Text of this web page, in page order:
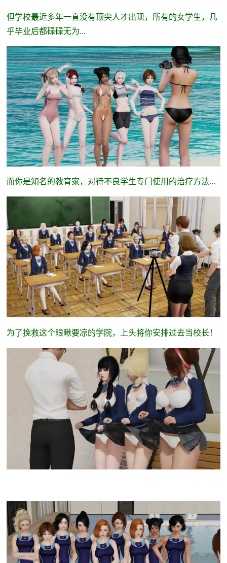
但学校最近多年一直没有顶尖人才出现，所有的女学生，几
乎毕业后都碌碌无为...
而你是知名的教育家，对待不良学生专门使用的治疗方法...
为了挽救这个眼瞅要凉的学院，上头将你安排过去当校长！